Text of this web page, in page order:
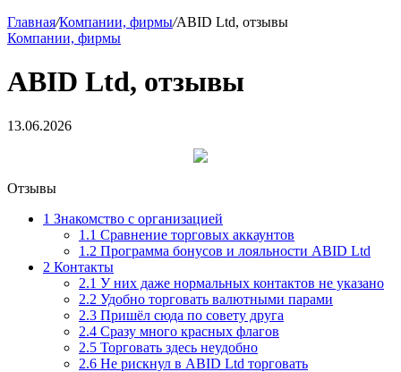
Главная/Компании, фирмы/ABID Ltd, отзывы
Компании, фирмы
ABID Ltd, отзывы
13.06.2026
Отзывы
1 Знакомство с организацией
1.1 Сравнение торговых аккаунтов
1.2 Программа бонусов и лояльности ABID Ltd
2 Контакты
2.1 У них даже нормальных контактов не указано
2.2 Удобно торговать валютными парами
2.3 Пришёл сюда по совету друга
2.4 Сразу много красных флагов
2.5 Торговать здесь неудобно
2.6 Не рискнул в ABID Ltd торговать